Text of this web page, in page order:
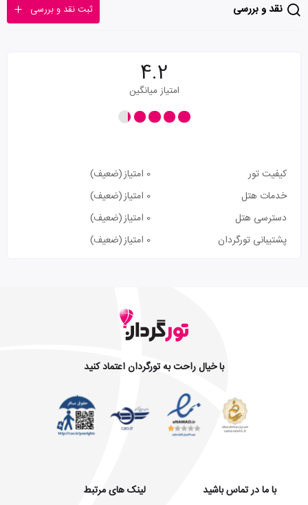
نقد و بررسی ثبت نقد و بررسی
4.2
امتیاز میانگین
کیفیت تور 0 امتیاز
(ضعیف)
خدمات هتل
0 امتیاز
(ضعیف)
دسترسی هتل
0 امتیاز
(ضعیف)
پشتیبانی تورگردان
0 امتیاز (ضعیف)
با خیال راحت به تورگردان اعتماد کنید
با ما در تماس باشید
لینک های مرتبط